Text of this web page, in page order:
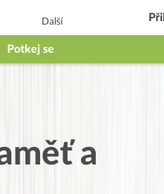
Další
Potkej se
a